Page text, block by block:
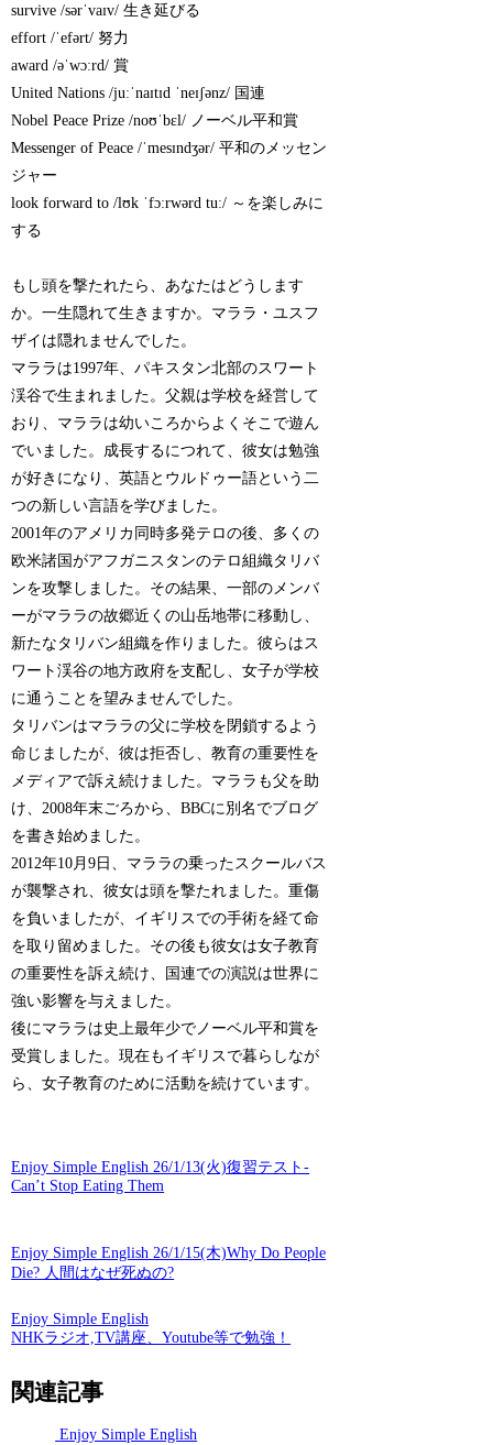
survive /sərˈvaɪv/ 生き延びる
effort /ˈefərt/ 努力
award /əˈwɔːrd/ 賞
United Nations /juːˈnaɪtɪd ˈneɪʃənz/ 国連
Nobel Peace Prize /noʊˈbɛl/ ノーベル平和賞
Messenger of Peace /ˈmesɪndʒər/ 平和のメッセン
ジャー
look forward to /lʊk ˈfɔːrwərd tuː/ ～を楽しみに
する
もし頭を撃たれたら、あなたはどうします
か。一生隠れて生きますか。マララ・ユスフ
ザイは隠れませんでした。
マララは1997年、パキスタン北部のスワート
渓谷で生まれました。父親は学校を経営して
おり、マララは幼いころからよくそこで遊ん
でいました。成長するにつれて、彼女は勉強
が好きになり、英語とウルドゥー語という二
つの新しい言語を学びました。
2001年のアメリカ同時多発テロの後、多くの
欧米諸国がアフガニスタンのテロ組織タリバ
ンを攻撃しました。その結果、一部のメンバ
ーがマララの故郷近くの山岳地帯に移動し、
新たなタリバン組織を作りました。彼らはス
ワート渓谷の地方政府を支配し、女子が学校
に通うことを望みませんでした。
タリバンはマララの父に学校を閉鎖するよう
命じましたが、彼は拒否し、教育の重要性を
メディアで訴え続けました。マララも父を助
け、2008年末ごろから、BBCに別名でブログ
を書き始めました。
2012年10月9日、マララの乗ったスクールバス
が襲撃され、彼女は頭を撃たれました。重傷
を負いましたが、イギリスでの手術を経て命
を取り留めました。その後も彼女は女子教育
の重要性を訴え続け、国連での演説は世界に
強い影響を与えました。
後にマララは史上最年少でノーベル平和賞を
受賞しました。現在もイギリスで暮らしなが
ら、女子教育のために活動を続けています。
Enjoy Simple English 26/1/13(火)復習テスト-
Can’t Stop Eating Them
Enjoy Simple English 26/1/15(木)Why Do People
Die? 人間はなぜ死ぬの?
Enjoy Simple English
NHKラジオ,TV講座、Youtube等で勉強！
関連記事
Enjoy Simple English